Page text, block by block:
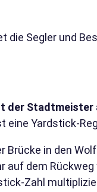
die Segler und
der Stadtmeister
eine Yardstick-
Brücke in den
auf dem
Zahl